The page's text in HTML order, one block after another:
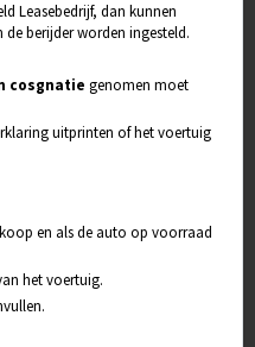
Leasebedrijf, dan kunnen
de berijder worden ingesteld.
cosgnatie genomen moet
uitprinten of het voertuig
en als de auto op voorraad
het voertuig.